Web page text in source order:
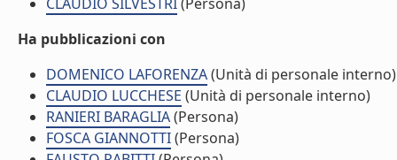
Ha pubblicazioni con
DOMENICO LAFORENZA(Unità di personale interno)
CLAUDIO LUCCHESE (Unità di personale interno)
RANIERI BARAGLIA(Persona)
FOSCA GIANNOTTI(Persona)